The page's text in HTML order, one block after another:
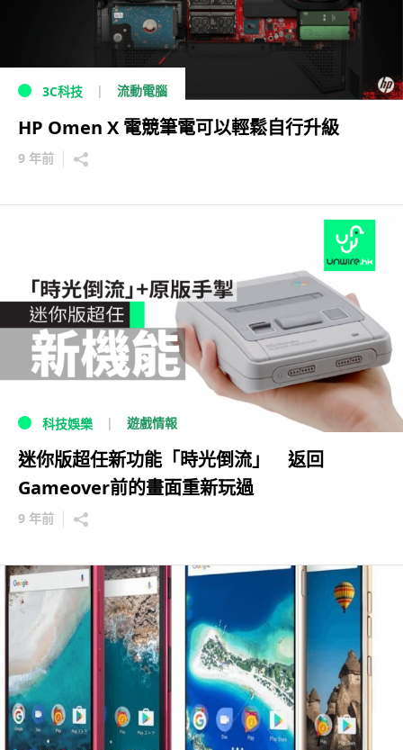
3C科技 流動電腦
HP Omen X 電競筆電可以輕鬆自行升級
9 年前
科技娛樂 遊戲情報
迷你版超任新功能「時光倒流」 返回
Gameover前的畫面重新玩過
9 年前